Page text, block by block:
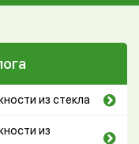
из стекла
из